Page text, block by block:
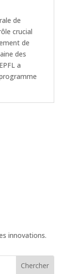
de
crucial
de
des
a
innovations.